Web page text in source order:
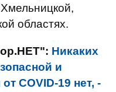
областях.
Никаких
и
COVID-19 нет, -